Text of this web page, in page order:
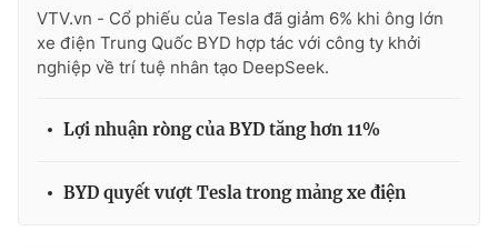
VTV.vn - Cổ phiếu của Tesla đã giảm 6% khi ông lớn
xe điện Trung Quốc BYD hợp tác với công ty khởi
nghiệp về trí tuệ nhân tạo DeepSeek.
Lợi nhuận ròng của BYD tăng hơn 11%
BYD quyết vượt Tesla trong mảng xe điện